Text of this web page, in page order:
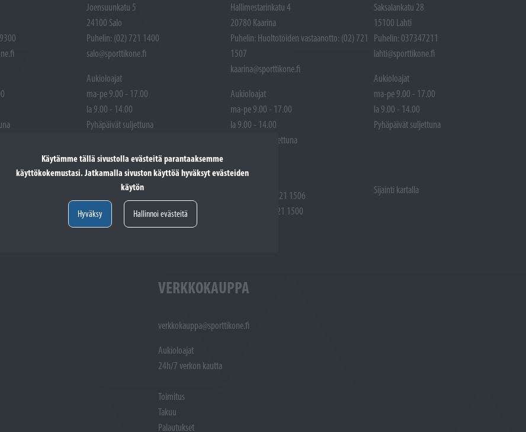
Käytämme tällä sivustolla evästeitä parantaaksemme
käyttökokemustasi. Jatkamalla sivuston käyttöä hyväksyt evästeiden
käytön
Hyväksy Hallinnoi evästeitä
vastaanotto: (02)
Joensuunkatu 5
24100 Salo
Puhelin: (02) 721 1400
salo@sporttikone.fi
Aukioloajat
ma-pe 9.00 - 17.00
la 9.00 - 14.00
Pyhäpäivät suljettuna
Varaosat: (02) 721 1407
Huoltotöiden vastaanotto: 02 7211405
Sijainti kartalla
Hallimestarinkatu 4
20780 Kaarina
Puhelin: Huoltotöiden vastaanotto: (02) 721
1507
kaarina@sporttikone.fi
Aukioloajat
ma-pe 9.00 - 17.00
la 9.00 - 14.00
Pyhäpäivät suljettuna
Varaosat: (02) 721 1506
Myynti : (02) 721 1500
Saksalankatu 28
15100 Lahti
Puhelin: 037347211
lahti@sporttikone.fi
Aukioloajat
ma-pe 9.00 - 17.00
la 9.00 - 14.00
Pyhäpäivät suljettuna
Sijainti kartalla
VERKKOKAUPPA
verkkokauppa@sporttikone.fi
Aukioloajat
24h/7 verkon kautta
Toimitus
Takuu
Palautukset